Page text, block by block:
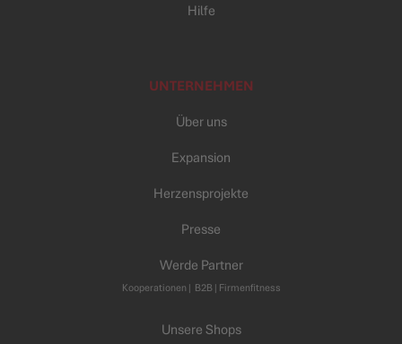
Hilfe
UNTERNEHMEN
Über uns
Expansion
Herzensprojekte
Presse
Werde Partner
Kooperationen | B2B | Firmenfitness
Unsere Shops